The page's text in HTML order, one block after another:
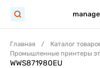
Главная Каталог
Промышленные принтеры
WWS871980EU